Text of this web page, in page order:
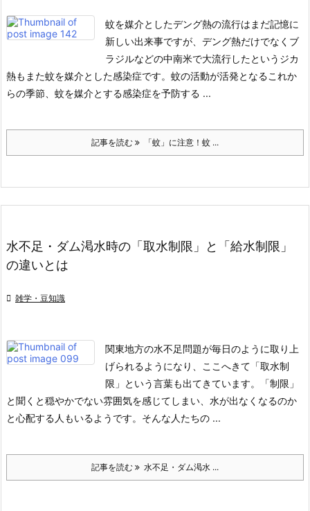
蚊を媒介としたデング熱の流行はまだ記憶に
新しい出来事ですが、デング熱だけでなくブ
ラジルなどの中南米で大流行したというジカ
熱もまた蚊を媒介とした感染症です。 蚊の活動が活発となるこれか
らの季節、蚊を媒介とする感染症を予防する ...
記事を読む 「蚊」に注意！蚊 ...
水不足・ダム渇水時の「取水制限」と「給水制限」
の違いとは
 雑学・豆知識
関東地方の水不足問題が毎日のように取り上
げられるようになり、ここへきて「取水制
限」という言葉も出てきています。「制限」
と聞くと穏やかでない雰囲気を感じてしまい、水が出なくなるのか
と心配する人もいるようです。 そんな人たちの ...
記事を読む 水不足・ダム渇水 ...